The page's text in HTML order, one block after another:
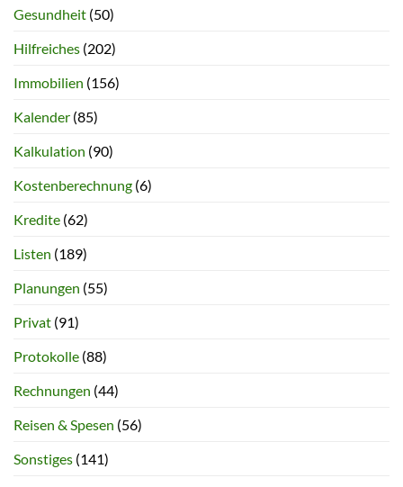
Gesundheit (50)
Hilfreiches (202)
Immobilien (156)
Kalender (85)
Kalkulation (90)
Kostenberechnung (6)
Kredite (62)
Listen (189)
Planungen (55)
Privat (91)
Protokolle (88)
Rechnungen (44)
Reisen & Spesen (56)
Sonstiges (141)